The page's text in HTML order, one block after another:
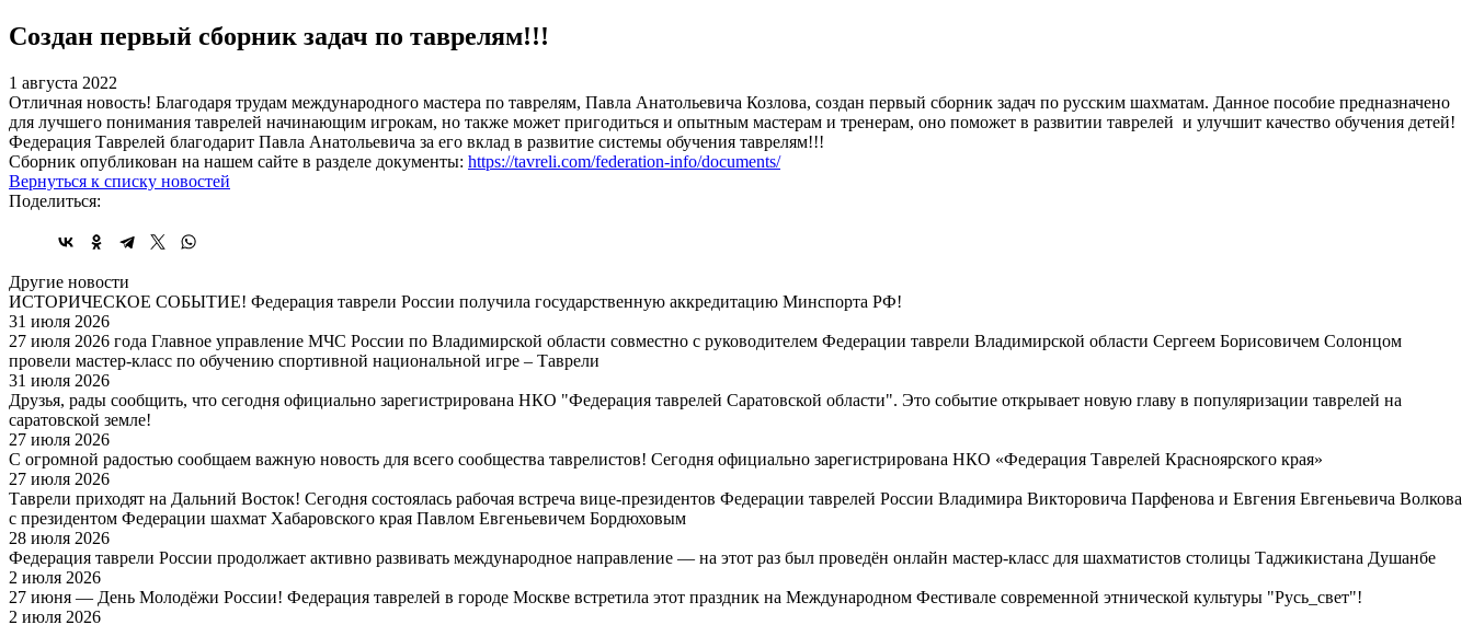
Создан первый сборник задач по таврелям!!!
1 августа 2022
Отличная новость! Благодаря трудам международного мастера по таврелям, Павла Анатольевича Козлова, создан первый сборник задач по русским шахматам. Данное пособие предназначено
для лучшего понимания таврелей начинающим игрокам, но также может пригодиться и опытным мастерам и тренерам, оно поможет в развитии таврелей и улучшит качество обучения детей!
Федерация Таврелей благодарит Павла Анатольевича за его вклад в развитие системы обучения таврелям!!!
Сборник опубликован на нашем сайте в разделе документы: https://tavreli.com/federation-info/documents/
Вернуться к списку новостей
Поделиться:
Другие новости
ИСТОРИЧЕСКОЕ СОБЫТИЕ! Федерация таврели России получила государственную аккредитацию Минспорта РФ!
31 июля 2026
27 июля 2026 года Главное управление МЧС России по Владимирской области совместно с руководителем Федерации таврели Владимирской области Сергеем Борисовичем Солонцом
провели мастер-класс по обучению спортивной национальной игре – Таврели
31 июля 2026
Друзья, рады сообщить, что сегодня официально зарегистрирована НКО "Федерация таврелей Саратовской области". Это событие открывает новую главу в популяризации таврелей на
саратовской земле!
27 июля 2026
С огромной радостью сообщаем важную новость для всего сообщества таврелистов! Сегодня официально зарегистрирована НКО «Федерация Таврелей Красноярского края»
27 июля 2026
Таврели приходят на Дальний Восток! Сегодня состоялась рабочая встреча вице-президентов Федерации таврелей России Владимира Викторовича Парфенова и Евгения Евгеньевича Волкова
с президентом Федерации шахмат Хабаровского края Павлом Евгеньевичем Бордюховым
28 июля 2026
Федерация таврели России продолжает активно развивать международное направление — на этот раз был проведён онлайн мастер-класс для шахматистов столицы Таджикистана Душанбе
2 июля 2026
27 июня — День Молодёжи России! Федерация таврелей в городе Москве встретила этот праздник на Международном Фестивале современной этнической культуры "Русь_свет"!
2 июля 2026